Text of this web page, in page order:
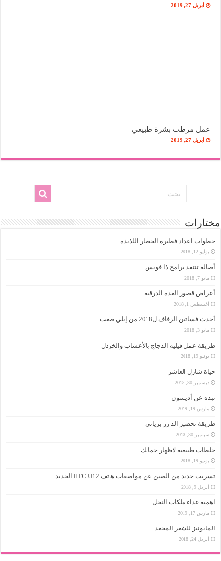
أبريل 27, 2019
عمل مرطب بشرة طبيعي
أبريل 27, 2019
مختارات
خطوات اعداد فطيرة الخضار اللذيذه
يوليو 12, 2018
أصالة تنتقد برامج ذا فويس
مايو 7, 2018
أعراض قصور الغدة الدرقية
أغسطس 1, 2018
أحدث فساتين الزفاف ل2018 من إيلي صعب
مايو 3, 2018
طريقة عمل فيليه الدجاج بالأعشاب والخردل
يونيو 19, 2018
حياة شارل العاشر
ديسمبر 30, 2018
نبذه عن أديسون
مارس 19, 2019
طريقة تحضير الذ رز برياني
سبتمبر 30, 2018
خلطات طبيعية لاظهار جمالك
يونيو 19, 2018
تسريب جديد من الصين عن مواصفات هاتف HTC U12 الجديد
أبريل 9, 2018
اهمية غذاء ملكات النحل
مارس 17, 2019
المايونيز للشعر المجعد
أبريل 24, 2018